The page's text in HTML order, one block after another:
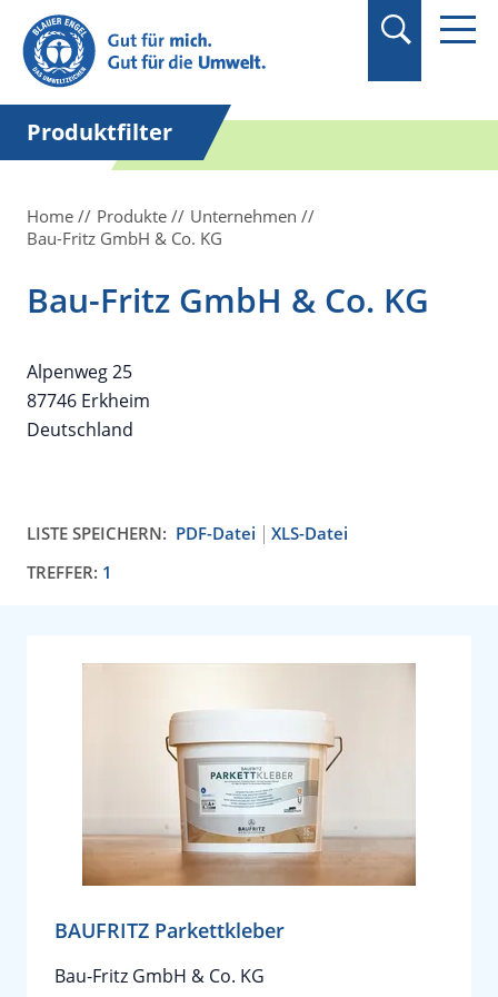
Suchbegriff in
Anführungszeichen
setzen.
Produktfilter
Home Produkte
Unternehmen
Bau-Fritz GmbH & Co. KG
Bau-Fritz GmbH & Co. KG
Alpenweg 25
87746 Erkheim
Deutschland
LISTE SPEICHERN: PDF-Datei
XLS-Datei
TREFFER: 1
BAUFRITZ Parkettkleber
Bau-Fritz GmbH & Co. KG